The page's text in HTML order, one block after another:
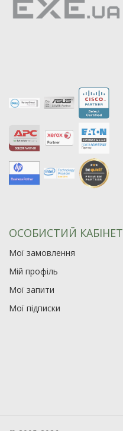
90
ОСОБИСТИЙ КАБІНЕТ
Мої замовлення
Мій профіль
Мої запити
Мої підписки